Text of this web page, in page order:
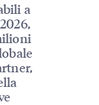
a